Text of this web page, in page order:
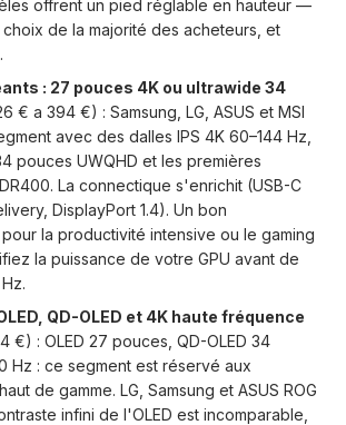
offrent un pied réglable en hauteur —
choix de la majorité des acheteurs, et
: 27 pouces 4K ou ultrawide 34
€ a 394 €) : Samsung, LG, ASUS et MSI
avec des dalles IPS 4K 60–144 Hz,
pouces UWQHD et les premières
La connectique s'enrichit (USB-C
DisplayPort 1.4). Un bon
la productivité intensive ou le gaming
la puissance de votre GPU avant de
QD-OLED et 4K haute fréquence
€) : OLED 27 pouces, QD-OLED 34
Hz : ce segment est réservé aux
de gamme. LG, Samsung et ASUS ROG
infini de l'OLED est incomparable,